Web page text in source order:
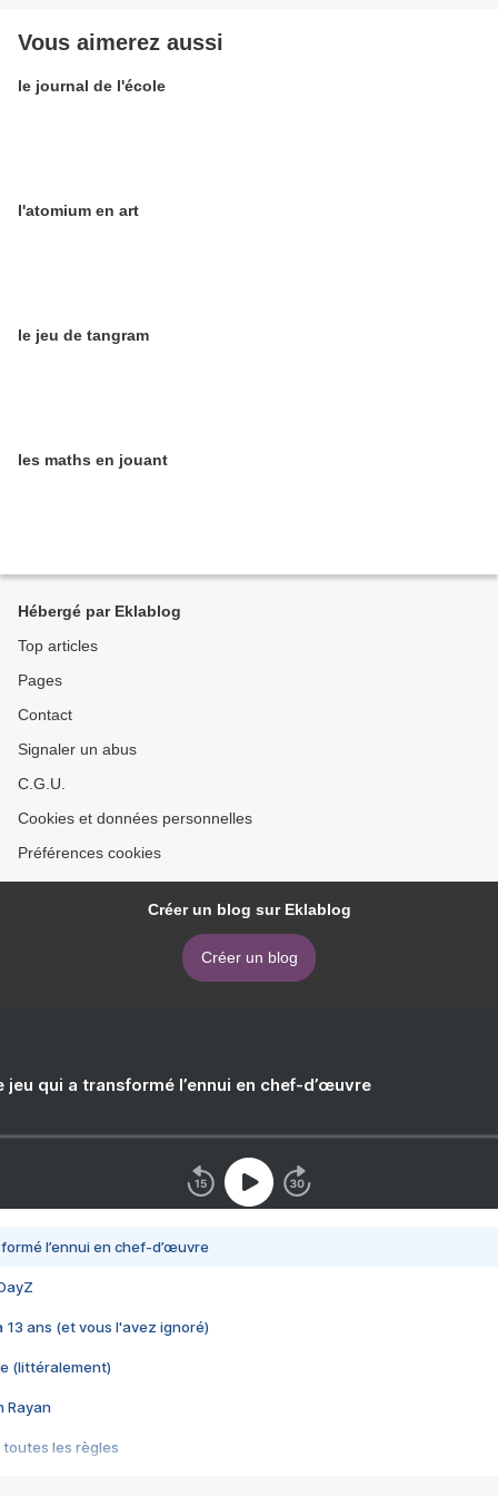
Vous aimerez aussi
le journal de l'école
l'atomium en art
le jeu de tangram
les maths en jouant
Hébergé par Eklablog
Top articles
Pages
Contact
Signaler un abus
C.G.U.
Cookies et données personnelles
Préférences cookies
Créer un blog sur Eklablog
Créer un blog
jeu qui a transformé l’ennui en chef-d’œuvre
l’ennui en chef-d’œuvre
13 ans (et vous l'avez ignoré)
(littéralement)
Rayan
toutes les règles